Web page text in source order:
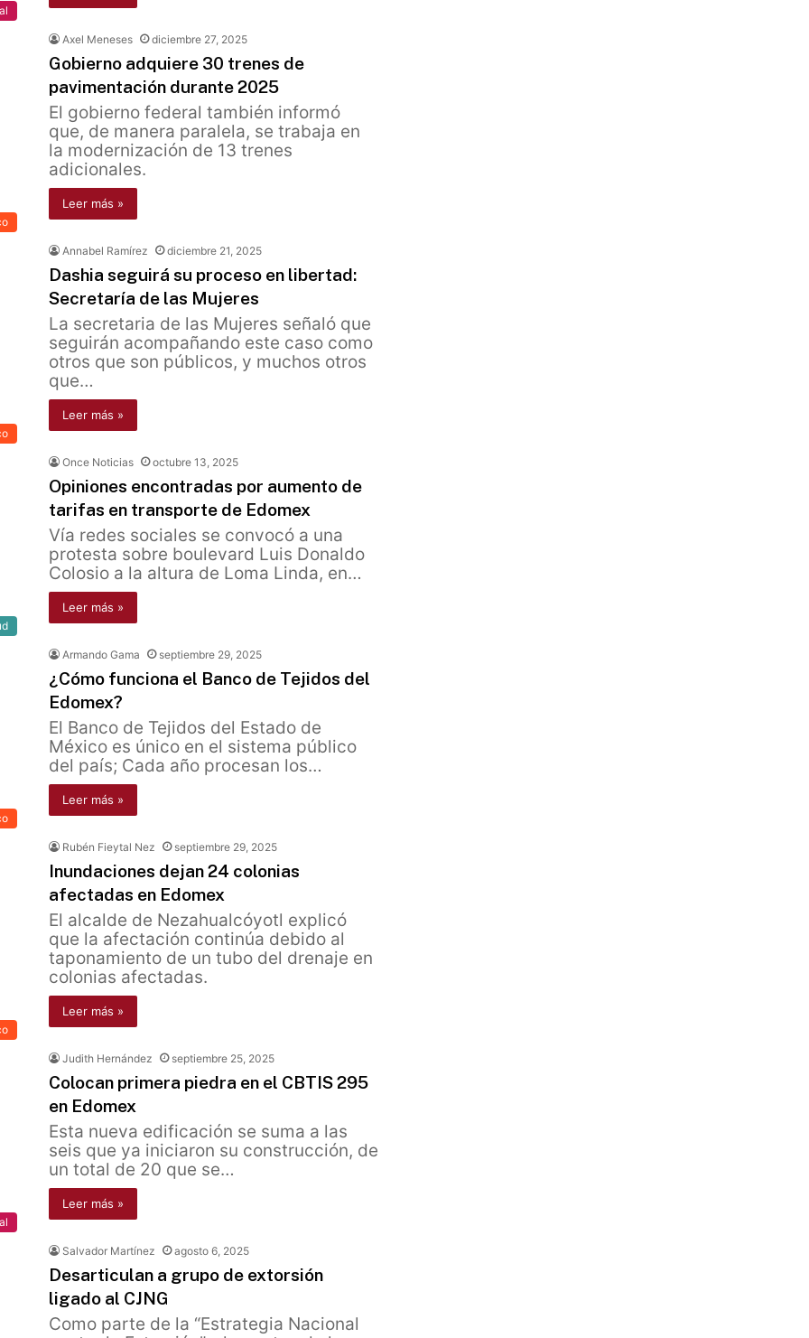
Axel Meneses diciembre 27, 2025
Gobierno adquiere 30 trenes de
pavimentación durante 2025
El gobierno federal también informó
que, de manera paralela, se trabaja en
la modernización de 13 trenes
adicionales.
Leer más »
Annabel Ramírez diciembre 21, 2025
Dashia seguirá su proceso en libertad:
Secretaría de las Mujeres
La secretaria de las Mujeres señaló que
seguirán acompañando este caso como
otros que son públicos, y muchos otros
que…
Leer más »
Once Noticias octubre 13, 2025
Opiniones encontradas por aumento de
tarifas en transporte de Edomex
Vía redes sociales se convocó a una
protesta sobre boulevard Luis Donaldo
Colosio a la altura de Loma Linda, en…
Leer más »
Armando Gama septiembre 29, 2025
¿Cómo funciona el Banco de Tejidos del
Edomex?
El Banco de Tejidos del Estado de
México es único en el sistema público
del país; Cada año procesan los…
Leer más »
Rubén Fieytal Nez septiembre 29, 2025
Inundaciones dejan 24 colonias
afectadas en Edomex
El alcalde de Nezahualcóyotl explicó
que la afectación continúa debido al
taponamiento de un tubo del drenaje en
colonias afectadas.
Leer más »
Judith Hernández septiembre 25, 2025
Colocan primera piedra en el CBTIS 295
en Edomex
Esta nueva edificación se suma a las
seis que ya iniciaron su construcción, de
un total de 20 que se…
Leer más »
Salvador Martínez agosto 6, 2025
Desarticulan a grupo de extorsión
ligado al CJNG
Como parte de la “Estrategia Nacional